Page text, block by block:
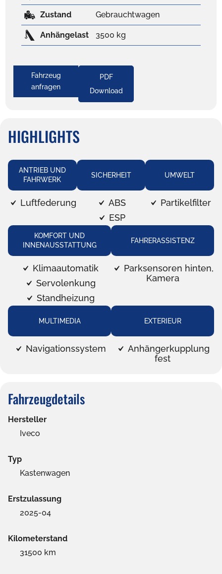
Zustand Gebrauchtwagen
Anhängelast 3500 kg
Fahrzeug
anfragen
PDF
Download
HIGHLIGHTS
ANTRIEB UND
FAHRWERK
Luftfederung
SICHERHEIT
ABS
ESP
UMWELT
Partikelfilter
KOMFORT UND
INNENAUSSTATTUNG
Klimaautomatik
Servolenkung
Standheizung
FAHRERASSISTENZ
Parksensoren hinten,
Kamera
MULTIMEDIA
Navigationssystem
EXTERIEUR
Anhängerkupplung
fest
Fahrzeugdetails
Hersteller
Iveco
Typ
Kastenwagen
Erstzulassung
2025-04
Kilometerstand
31500 km